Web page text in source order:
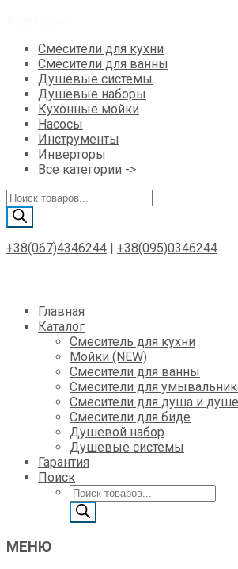
Смесители для кухни
Смесители для ванны
Душевые системы
Душевые наборы
Кухонные мойки
Насосы
Инструменты
Инверторы
Все категории ->
Поиск
товаров
+38(067)4346244 | +38(095)0346244
Skip
Главная
Каталог
Смеситель для кухни
Мойки (NEW)
Смесители для ванны
Смесители для
Смесители для душа и
Смесители для биде
Душевой набор
Душевые системы
Гарантия
Поиск
Поиск
товаров
МЕНЮ